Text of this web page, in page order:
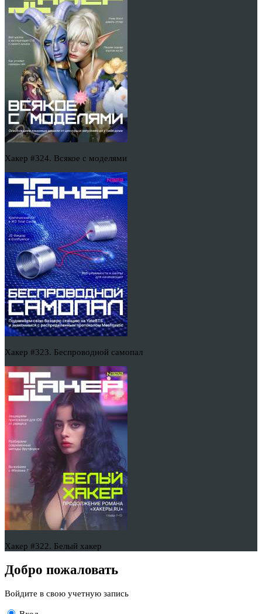
Хакер #324. Всякое с моделями
Хакер #323. Беспроводной самопал
Хакер #322. Белый хакер
Добро пожаловать
Войдите в свою учетную запись